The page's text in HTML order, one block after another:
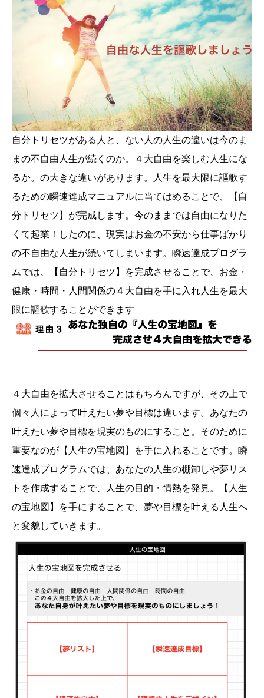
自分トリセツがある人と、ない人の人生の違いは今のま
まの不自由人生が続くのか。４大自由を楽しむ人生にな
るか。の大きな違いがあります。人生を最大限に謳歌す
るための瞬速達成マニュアルに当てはめることで、【自
分トリセツ】が完成します。今のままでは自由になりた
くて起業！したのに、現実はお金の不安から仕事ばかり
の不自由な人生が続いてしまいます。瞬速達成プログラ
ムでは、【自分トリセツ】を完成させることで、お金・
健康・時間・人間関係の４大自由を手に入れ人生を最大
限に謳歌することができます
４大自由を拡大させることはもちろんですが、その上で
個々人によって叶えたい夢や目標は違います。あなたの
叶えたい夢や目標を現実のものにすること。そのために
重要なのが【人生の宝地図】を手に入れることです。瞬
速達成プログラムでは、あなたの人生の棚卸しや夢リス
トを作成することで、人生の目的・情熱を発見。【人生
の宝地図】を手にすることで、夢や目標を叶える人生へ
と変貌していきます。